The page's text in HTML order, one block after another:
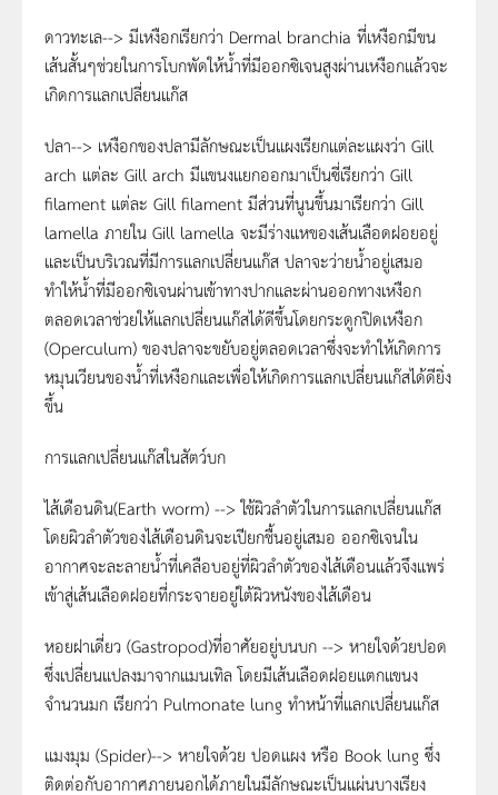
ดาวทะเล--> มีเหงือกเรียกว่า Dermal branchia ที่เหงือกมีขน
เส้นสั้นๆช่วยในการโบกพัดให้น้ำที่มีออกซิเจนสูงผ่านเหงือกแล้วจะ
เกิดการแลกเปลี่ยนแก๊ส
ปลา--> เหงือกของปลามีลักษณะเป็นแผงเรียกแต่ละแผงว่า Gill
arch แต่ละ Gill arch มีแขนงแยกออกมาเป็นซี่เรียกว่า Gill
filament แต่ละ Gill filament มีส่วนที่นูนขึ้นมาเรียกว่า Gill
lamella ภายใน Gill lamella จะมีร่างแหของเส้นเลือดฝอยอยู่
และเป็นบริเวณที่มีการแลกเปลี่ยนแก๊ส ปลาจะว่ายน้ำอยู่เสมอ
ทำให้น้ำที่มีออกซิเจนผ่านเข้าทางปากและผ่านออกทางเหงือก
ตลอดเวลาช่วยให้แลกเปลี่ยนแก๊สได้ดีขึ้นโดยกระดูกปิดเหงือก
(Operculum) ของปลาจะขยับอยู่ตลอดเวลาซึ่งจะทำให้เกิดการ
หมุนเวียนของน้ำที่เหงือกและเพื่อให้เกิดการแลกเปลี่ยนแก๊สได้ดียิ่ง
ขึ้น
การแลกเปลี่ยนแก๊สในสัตว์บก
ไส้เดือนดิน(Earth worm) --> ใช้ผิวลำตัวในการแลกเปลี่ยนแก๊ส
โดยผิวลำตัวของไส้เดือนดินจะเปียกชื้นอยู่เสมอ ออกซิเจนใน
อากาศจะละลายน้ำที่เคลือบอยู่ที่ผิวลำตัวของไส้เดือนแล้วจึงแพร่
เข้าสู่เส้นเลือดฝอยที่กระจายอยู่ใต้ผิวหนังของไส้เดือน
หอยฝาเดี่ยว (Gastropod)ที่อาศัยอยู่บนบก --> หายใจด้วยปอด
ซึ่งเปลี่ยนแปลงมาจากแมนเทิล โดยมีเส้นเลือดฝอยแตกแขนง
จำนวนมก เรียกว่า Pulmonate lung ทำหน้าที่แลกเปลี่ยนแก๊ส
แมงมุม (Spider)--> หายใจด้วย ปอดแผง หรือ Book lung ซึ่ง
ติดต่อกับอากาศภายนอกได้ภายในมีลักษณะเป็นแผ่นบางเรียง